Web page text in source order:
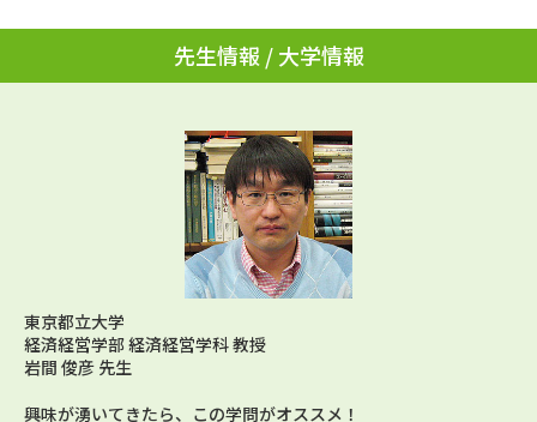
ユーザーサポート
Ｑ＆Ａ よくあるご質問 大学進学IDについて
受付内容・発送状況の確認
個人情報取扱規定
テレメール進学カタログ
訂正のご案内
先生情報 / 大学情報
東京都立大学
経済経営学部 経済経営学科 教授
岩間 俊彦 先生
興味が湧いてきたら、この学問がオススメ！